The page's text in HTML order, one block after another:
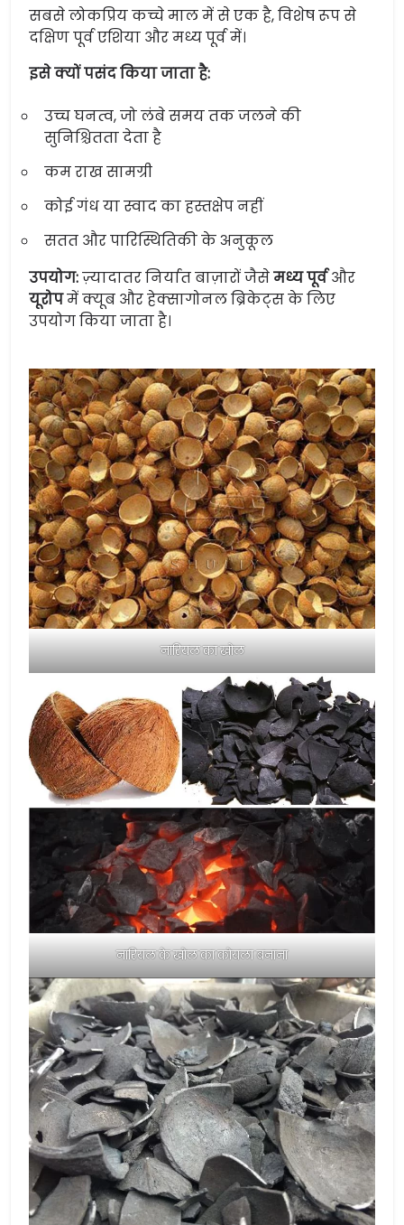
सबसे लोकप्रिय कच्चे माल में से एक है, विशेष रूप से
दक्षिण पूर्व एशिया और मध्य पूर्व में।
इसे क्यों पसंद किया जाता है:
उच्च घनत्व, जो लंबे समय तक जलने की
सुनिश्चितता देता है
कम राख सामग्री
कोई गंध या स्वाद का हस्तक्षेप नहीं
सतत और पारिस्थितिकी के अनुकूल
उपयोग:ज़्यादातर निर्यात बाज़ारों जैसेमध्य पूर्वऔर
यूरोपमें क्यूब और हेक्सागोनल ब्रिकेट्स के लिए
उपयोग किया जाता है।
नारियल का खोल
नारियल के खोल का कोयला बनाना